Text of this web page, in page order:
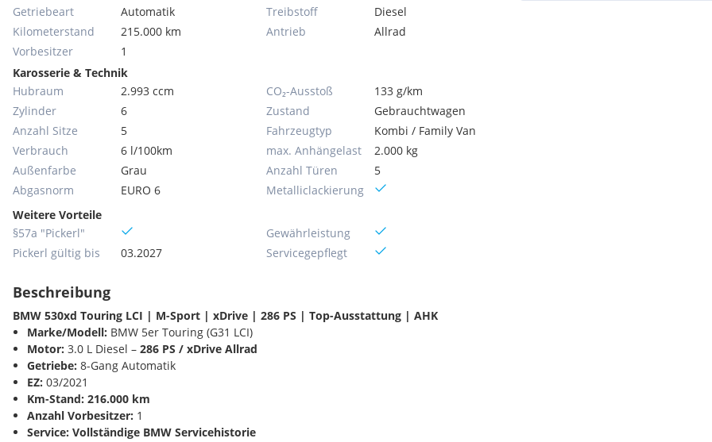
Getriebeart
Automatik
Kilometerstand
215.000 km
Vorbesitzer
1
Treibstoff
Diesel
Antrieb
Allrad
Karosserie & Technik
Hubraum
2.993 ccm
Zylinder
6
Anzahl Sitze
5
Verbrauch
6 l/100km
Außenfarbe
Grau
Abgasnorm
EURO 6
CO₂-Ausstoß
133 g/km
Zustand
Gebrauchtwagen
Fahrzeugtyp
Kombi / Family Van
max. Anhängelast
2.000 kg
Anzahl Türen
5
Metallic­lackierung
Weitere Vorteile
§57a "Pickerl"
Pickerl gültig bis
03.2027
Gewährleistung
Servicegepflegt
Beschreibung
BMW 530xd Touring LCI | M-Sport | xDrive | 286 PS | Top-Ausstattung | AHK
Marke/Modell: BMW 5er Touring (G31 LCI)
Motor: 3.0 L Diesel – 286 PS / xDrive Allrad
Getriebe: 8-Gang Automatik
EZ: 03/2021
Km-Stand: 216.000 km
Anzahl Vorbesitzer: 1
Service: Vollständige BMW Servicehistorie